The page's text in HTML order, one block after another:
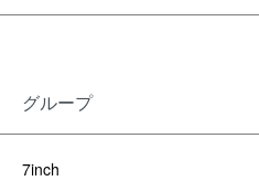
グループ
7inch